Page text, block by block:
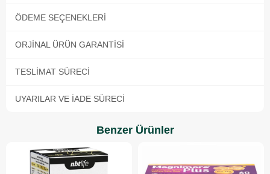
ÖDEME SEÇENEKLERI
ORJINAL ÜRÜN GARANTISI
TESLIMAT SÜRECI
UYARILAR VE İADE SÜRECI
Benzer Ürünler